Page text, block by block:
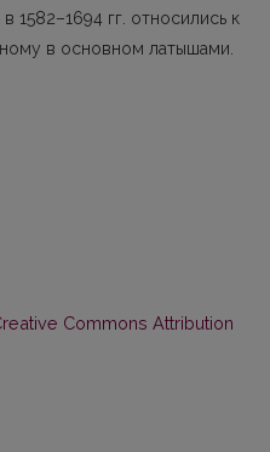
1582–1694 гг. относились к
в основном латышами.
Commons Attribution